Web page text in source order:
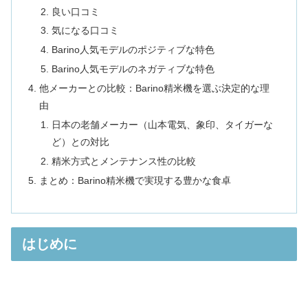
良い口コミ
気になる口コミ
Barino人気モデルのポジティブな特色
Barino人気モデルのネガティブな特色
他メーカーとの比較：Barino精米機を選ぶ決定的な理
由
日本の老舗メーカー（山本電気、象印、タイガーな
ど）との対比
精米方式とメンテナンス性の比較
まとめ：Barino精米機で実現する豊かな食卓
はじめに